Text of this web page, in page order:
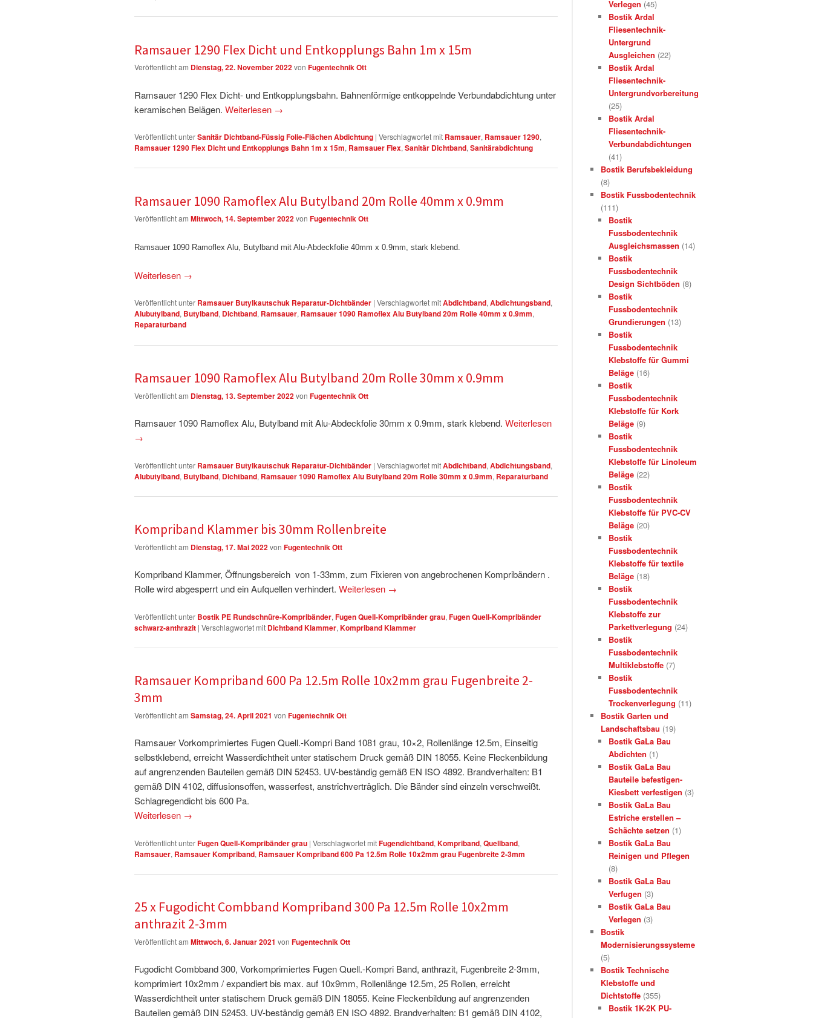
Ramsauer 1290 Flex Dicht und Entkopplungs Bahn 1m x 15m
Veröffentlicht am Dienstag, 22. November 2022von Fugentechnik Ott
Ramsauer 1290 Flex Dicht- und Entkopplungsbahn. Bahnenförmige entkoppelnde Verbundabdichtung unter
keramischen Belägen. Weiterlesen →
Veröffentlicht unterSanitär Dichtband-Füssig Folie-Flächen Abdichtung | Verschlagwortet mit Ramsauer, Ramsauer 1290,
Ramsauer 1290 Flex Dicht und Entkopplungs Bahn 1m x 15m, Ramsauer Flex, Sanitär Dichtband, Sanitärabdichtung
Ramsauer 1090 Ramoflex Alu Butylband 20m Rolle 40mm x 0.9mm
Veröffentlicht am Mittwoch, 14. September 2022von Fugentechnik Ott
Ramsauer 1090 Ramoflex Alu, Butylband mit Alu-Abdeckfolie 40mm x 0.9mm, stark klebend.
Weiterlesen →
Veröffentlicht unter Ramsauer Butylkautschuk Reparatur-Dichtbänder | Verschlagwortet mitAbdichtband,Abdichtungsband,
Alubutylband, Butylband, Dichtband, Ramsauer, Ramsauer 1090 Ramoflex Alu Butylband 20m Rolle 40mm x 0.9mm,
Reparaturband
Ramsauer 1090 Ramoflex Alu Butylband 20m Rolle 30mm x 0.9mm
Veröffentlicht am Dienstag, 13. September 2022von Fugentechnik Ott
Ramsauer 1090 Ramoflex Alu, Butylband mit Alu-Abdeckfolie 30mm x 0.9mm, stark klebend. Weiterlesen
→
Veröffentlicht unter Ramsauer Butylkautschuk Reparatur-Dichtbänder | Verschlagwortet mitAbdichtband, Abdichtungsband,
Alubutylband, Butylband, Dichtband, Ramsauer 1090 Ramoflex Alu Butylband 20m Rolle 30mm x 0.9mm, Reparaturband
Kompriband Klammer bis 30mm Rollenbreite
Veröffentlicht am Dienstag, 17. Mai 2022von Fugentechnik Ott
Kompriband Klammer, Öffnungsbereich von 1-33mm, zum Fixieren von angebrochenen Kompribändern .
Rolle wird abgesperrt und ein Aufquellen verhindert. Weiterlesen →
Veröffentlicht unter Bostik PE Rundschnüre-Kompribänder, Fugen Quell-Kompribänder grau, Fugen Quell-Kompribänder
schwarz-anthrazit | Verschlagwortet mit Dichtband Klammer, Kompriband Klammer
Ramsauer Kompriband 600 Pa 12.5m Rolle 10x2mm grau Fugenbreite 2-
3mm
Veröffentlicht am Samstag, 24. April 2021 von Fugentechnik Ott
Ramsauer Vorkomprimiertes Fugen Quell.-Kompri Band 1081 grau, 10×2, Rollenlänge 12.5m, Einseitig
selbstklebend, erreicht Wasserdichtheit unter statischem Druck gemäß DIN 18055. Keine Fleckenbildung
auf angrenzenden Bauteilen gemäß DIN 52453. UV-beständig gemäß EN ISO 4892. Brandverhalten: B1
gemäß DIN 4102, diffusionsoffen, wasserfest, anstrichverträglich. Die Bänder sind einzeln verschweißt.
Schlagregendicht bis 600 Pa.
Weiterlesen →
Veröffentlicht unterFugen Quell-Kompribänder grau | Verschlagwortet mitFugendichtband, Kompriband, Quellband,
Ramsauer, Ramsauer Kompriband, Ramsauer Kompriband 600 Pa 12.5m Rolle 10x2mm grau Fugenbreite 2-3mm
25 x Fugodicht Combband Kompriband 300 Pa 12.5m Rolle 10x2mm
anthrazit 2-3mm
Veröffentlicht am Mittwoch, 6. Januar 2021 von Fugentechnik Ott
Fugodicht Combband 300, Vorkomprimiertes Fugen Quell.-Kompri Band, anthrazit, Fugenbreite 2-3mm,
komprimiert 10x2mm / expandiert bis max. auf 10x9mm, Rollenlänge 12.5m, 25 Rollen, erreicht
Wasserdichtheit unter statischem Druck gemäß DIN 18055. Keine Fleckenbildung auf angrenzenden
Bauteilen gemäß DIN 52453. UV-beständig gemäß EN ISO 4892. Brandverhalten: B1 gemäß DIN 4102,
Verlegen (45)
Bostik Ardal
Fliesentechnik-
Untergrund
Ausgleichen (22)
Bostik Ardal
Fliesentechnik-
Untergrundvorbereitung
(25)
Bostik Ardal
Fliesentechnik-
Verbundabdichtungen
(41)
Bostik Berufsbekleidung
(8)
Bostik Fussbodentechnik
(111)
Bostik
Fussbodentechnik
Ausgleichsmassen (14)
Bostik
Fussbodentechnik
Design Sichtböden (8)
Bostik
Fussbodentechnik
Grundierungen (13)
Bostik
Fussbodentechnik
Klebstoffe für Gummi
Beläge (16)
Bostik
Fussbodentechnik
Klebstoffe für Kork
Beläge (9)
Bostik
Fussbodentechnik
Klebstoffe für Linoleum
Beläge (22)
Bostik
Fussbodentechnik
Klebstoffe für PVC-CV
Beläge (20)
Bostik
Fussbodentechnik
Klebstoffe für textile
Beläge (18)
Bostik
Fussbodentechnik
Klebstoffe zur
Parkettverlegung (24)
Bostik
Fussbodentechnik
Multiklebstoffe (7)
Bostik
Fussbodentechnik
Trockenverlegung (11)
Bostik Garten und
Landschaftsbau (19)
Bostik GaLa Bau
Abdichten (1)
Bostik GaLa Bau
Bauteile befestigen-
Kiesbett verfestigen (3)
Bostik GaLa Bau
Estriche erstellen –
Schächte setzen (1)
Bostik GaLa Bau
Reinigen und Pflegen
(8)
Bostik GaLa Bau
Verfugen (3)
Bostik GaLa Bau
Verlegen (3)
Bostik
Modernisierungssysteme
(5)
Bostik Technische
Klebstoffe und
Dichtstoffe (355)
Bostik 1K-2K PU-